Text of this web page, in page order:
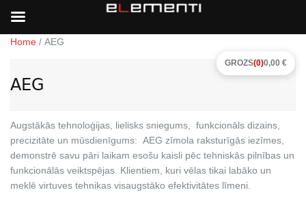
Home / AEG
AEG
Augstākās tehnoloģijas, lielisks sniegums, funkcionāls dizains,
precizitāte un mūsdienīgums: AEG zīmola raksturīgās iezīmes,
demonstrē savu pāri laikam esošu kaisli pēc tehniskās pilnības un
funkcionālās veiktspējas. Klientiem, kuri vēlas tikai labāko un
meklē virtuves tehnikas visaugstāko efektivitātes līmeni.
GROZS(0)0,00 €